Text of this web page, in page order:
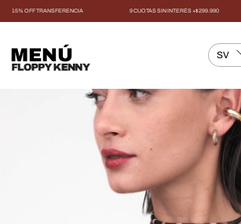
15% OFF TRANSFERENCIA 9 CUOTAS SIN INTERÉS +$299.990
MENÚ